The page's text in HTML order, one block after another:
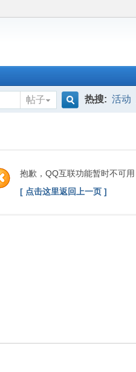
帖子
索
热搜: 活动
抱歉，QQ互联功能暂时不可用
[ 点击这里返回上一页 ]